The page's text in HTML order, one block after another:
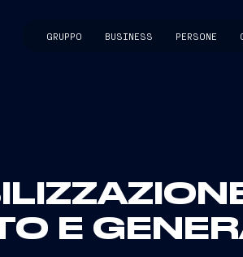
GRUPPO BUSINESS PERSONE
CAPTAIN
E